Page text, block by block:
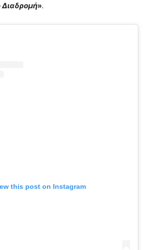
Διαδρομή».
this post on Instagram